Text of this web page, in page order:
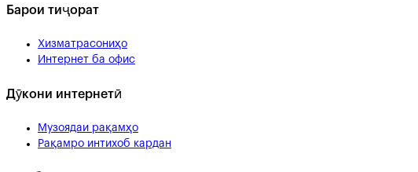
Барои тиҷорат
Хизматрасониҳо
Интернет ба офис
Дӯкони интернетӣ
Музоядаи рақамҳо
Рақамро интихоб кардан